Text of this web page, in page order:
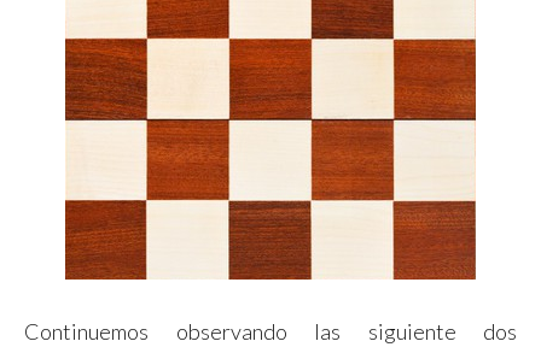
Continuemos observando las siguiente dos